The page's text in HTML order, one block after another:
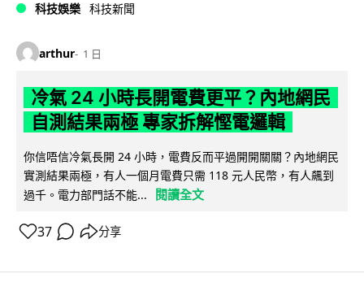
科技娛樂 科技新聞
arthur 1 日
冷氣 24 小時長開電費更平？內地網民
自測結果兩極 專家拆解慳電邏輯
你信唔信冷氣長開 24 小時，電費反而平過開開關關？內地網民
實測結果兩極，有人一個月電費只需 118 元人民幣，有人飆到
過千。電力部門話不能...
閱讀全文
37 分享